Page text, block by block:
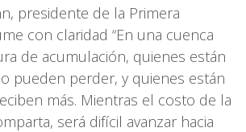
presidente de la Primera
con claridad “En una cuenca
de acumulación, quienes están
pueden perder, y quienes están
más. Mientras el costo de la
será difícil avanzar hacia